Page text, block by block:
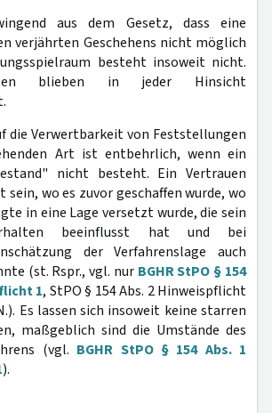
aus dem Gesetz, dass eine
verjährten Geschehens nicht möglich
besteht insoweit nicht.
blieben in jeder Hinsicht
die Verwertbarkeit von Feststellungen
Art ist entbehrlich, wenn ein
nicht besteht. Ein Vertrauen
wo es zuvor geschaffen wurde, wo
in eine Lage versetzt wurde, die sein
beeinflusst hat und bei
der Verfahrenslage auch
(st. Rspr., vgl. nur BGHR StPO § 154
1, StPO § 154 Abs. 2 Hinweispflicht
Es lassen sich insoweit keine starren
maßgeblich sind die Umstände des
(vgl. BGHR StPO § 154 Abs. 1
).